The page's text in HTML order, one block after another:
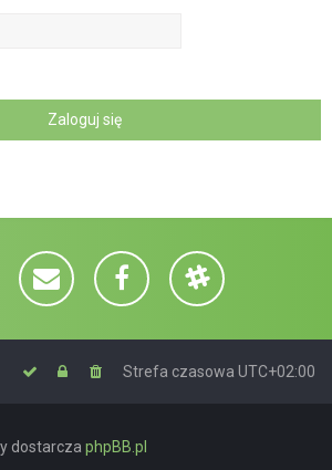
Strefa czasowa UTC+02:00
dostarcza phpBB.pl